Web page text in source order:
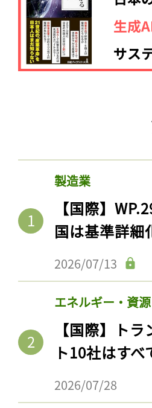
製造業
【国際】
国は基準詳細
2026/07/13
エネルギー・資源
【国際】ト
ト10社はす
2026/07/28